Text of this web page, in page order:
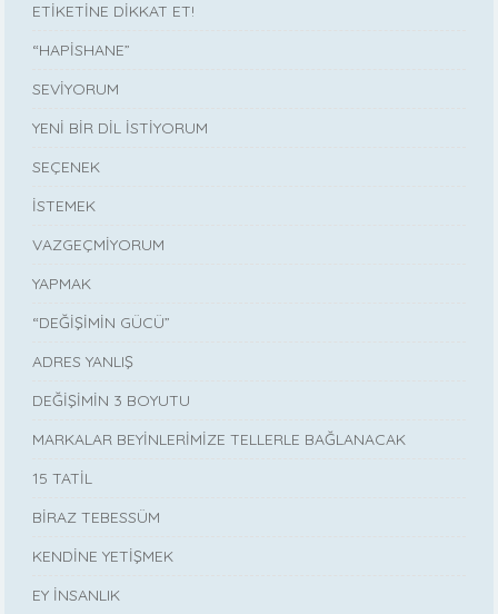
ETİKETİNE DİKKAT ET!
“HAPİSHANE”
SEVİYORUM
YENİ BİR DİL İSTİYORUM
SEÇENEK
İSTEMEK
VAZGEÇMİYORUM
YAPMAK
“DEĞİŞİMİN GÜCÜ”
ADRES YANLIŞ
DEĞİŞİMİN 3 BOYUTU
MARKALAR BEYİNLERİMİZE TELLERLE BAĞLANACAK
15 TATİL
BİRAZ TEBESSÜM
KENDİNE YETİŞMEK
EY İNSANLIK